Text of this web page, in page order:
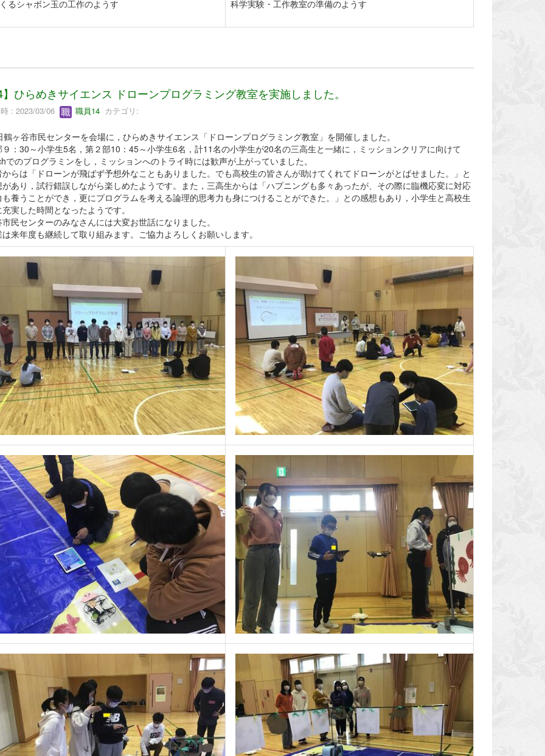
るシャボン玉の工作のようす 科学実験・工作教室の準備のようす
ひらめきサイエンス ドローンプログラミング教室を実施しました。
: 2023/03/06 職員14カテゴリ:
鶴ヶ谷市民センターを会場に，ひらめきサイエンス「ドローンプログラミング教室」を開催しました。
：30～小学生5名，第２部10：45～小学生6名，計11名の小学生が20名の三高生と一緒に，ミッションクリアに向けて
でのプログラミンをし，ミッションへのトライ時には歓声が上がっていました。
らは「ドローンが飛ばず予想外なこともありました。でも高校生の皆さんが助けてくれてドローンがとばせました。」と
あり，試行錯誤しながら楽しめたようです。また，三高生からは「ハプニングも多々あったが、その際に臨機応変に対応
養うことができ，更にプログラムを考える論理的思考力も身につけることができた。」との感想もあり，小学生と高校生
実した時間となったようです。
民センターのみなさんには大変お世話になりました。
来年度も継続して取り組みます。ご協力よろしくお願いします。